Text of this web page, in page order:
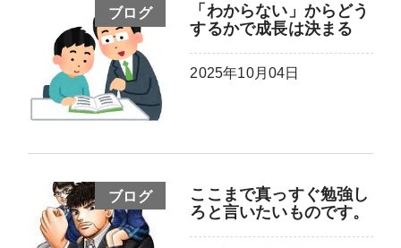
ブログ
「わからない」からどう
するかで成長は決まる
2025年10月04日
ブログ
ここまで真っすぐ勉強し
ろと言いたいものです。